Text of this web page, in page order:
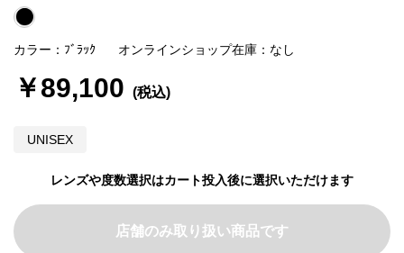
UNISEX
カラー：ﾌﾞﾗｯｸ オンラインショップ在庫：なし
レンズや度数選択はカート投入後に選択いただけます
￥89,100
店舗のみ取り扱い商品です